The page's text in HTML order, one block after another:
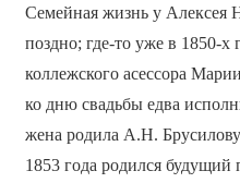
Семейная жизнь у Алексея
поздно; где-то уже в 1850-х
коллежского асессора
ко дню свадьбы едва
жена родила А.Н.
1853 года родился будущий